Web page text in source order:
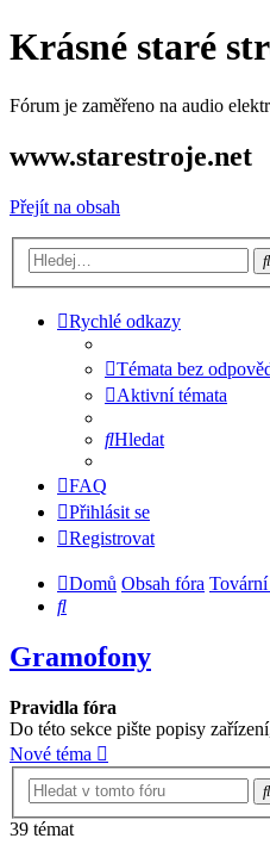
Krásné staré
Fórum je zaměřeno na audio
www.starestroje.net
Přejít na obsah
Rychlé odkazy
Témata bez
Aktivní témata
Hledat
FAQ
Přihlásit se
Registrovat
Domů Obsah fóra
Hledat
Gramofony
Pravidla fóra
Do této sekce pište popisy
Nové téma
39 témat